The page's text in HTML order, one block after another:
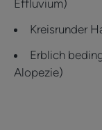
Effluvium)
Kreisrunder
Erblich
Alopezie)